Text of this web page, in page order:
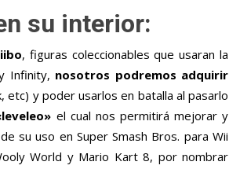
su interior:
, figuras coleccionables que usaran la
Infinity, nosotros podremos adquirir
etc) y poder usarlos en batalla al pasarlo
el cual nos permitirá mejorar y
su uso en Super Smash Bros. para Wii
World y Mario Kart 8, por nombrar